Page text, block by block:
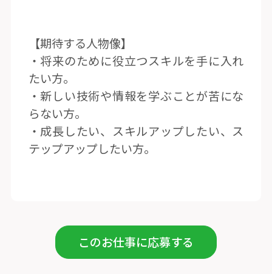
【期待する人物像】
・将来のために役立つスキルを手に入れ
たい方。
・新しい技術や情報を学ぶことが苦にな
らない方。
・成長したい、スキルアップしたい、ス
テップアップしたい方。
このお仕事に応募する